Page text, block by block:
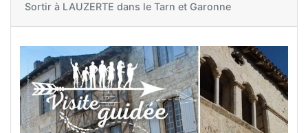
Sortir à LAUZERTE dans le Tarn et Garonne